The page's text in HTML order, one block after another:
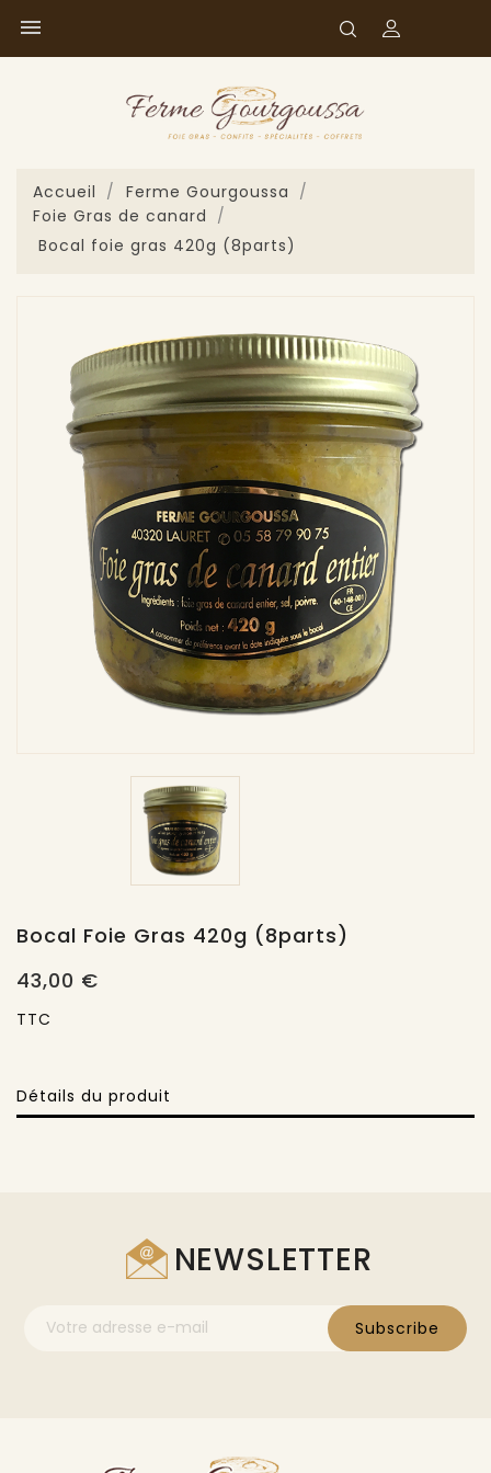

Accueil
Ferme Gourgoussa
Foie Gras de canard
Bocal foie gras 420g (8parts)
Bocal Foie Gras 420g (8parts)
43,00 €
TTC
Détails du produit
NEWSLETTER
Subscribe